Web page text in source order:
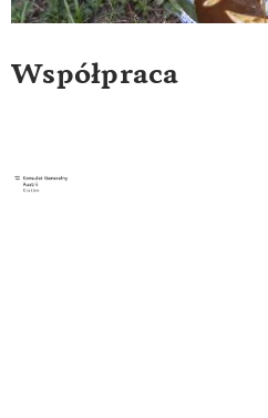
Współpraca